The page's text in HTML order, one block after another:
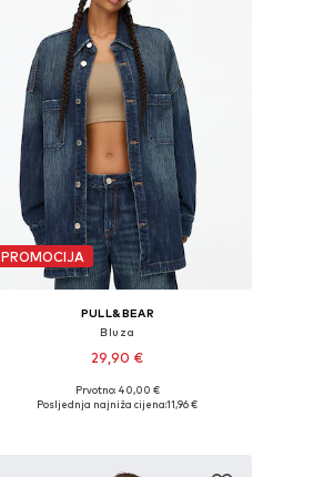
PROMOCIJA
PULL&BEAR
Bluza
29,90 €
Dostupne veličine: S-M, M-L
Prvotno: 40,00 €
Posljednja najniža cijena:11,96 €